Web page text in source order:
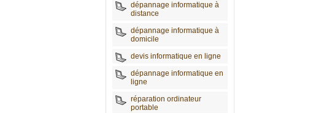
dépannage informatique à
distance
dépannage informatique à
domicile
devis informatique en ligne
dépannage informatique en
ligne
réparation ordinateur
portable